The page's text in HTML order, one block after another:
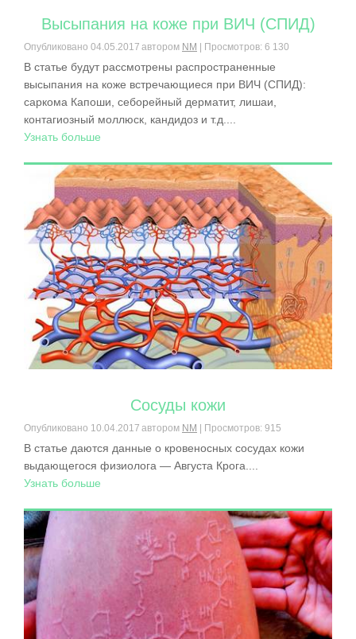
Высыпания на коже при ВИЧ (СПИД)
Опубликовано 04.05.2017 автором NM | Просмотров: 6 130
В статье будут рассмотрены распространенные
высыпания на коже встречающиеся при ВИЧ (СПИД):
саркома Капоши, себорейный дерматит, лишаи,
контагиозный моллюск, кандидоз и т.д....
Узнать больше
Сосуды кожи
Опубликовано 10.04.2017 автором NM | Просмотров: 915
В статье даются данные о кровеносных сосудах кожи
выдающегося физиолога — Августа Крога....
Узнать больше